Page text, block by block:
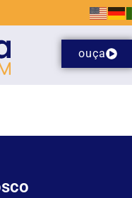
ouça